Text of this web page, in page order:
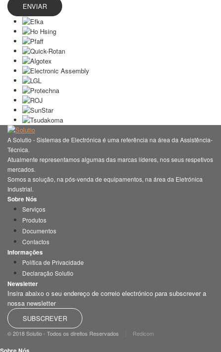
ENVIAR
A Solutio - Sistemas de Electrónica é uma referência na área da Assistência-
Técnica.
Atualmente representamos algumas das marcas líderes, nos seus respetivos
mercados.
Somos a solução, na pós-venda de equipamentos, na área da Eletrónica
Industrial.
Sobre Nós
Serviços
Produtos
Documentos
Contactos
Informações
Política de Privacidade
Declaração Solutio
Newsletter
Insira abaixo o seu endereço de correio electrónico para subscrever a
nossa newsletter
SUBSCREVER
© 2018 Solutio - Todos os direitos Reservados Redicom